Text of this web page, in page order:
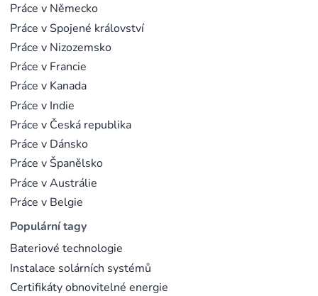
Práce v Německo
Práce v Spojené království
Práce v Nizozemsko
Práce v Francie
Práce v Kanada
Práce v Indie
Práce v Česká republika
Práce v Dánsko
Práce v Španělsko
Práce v Austrálie
Práce v Belgie
Populární tagy
Bateriové technologie
Instalace solárních systémů
Certifikáty obnovitelné energie